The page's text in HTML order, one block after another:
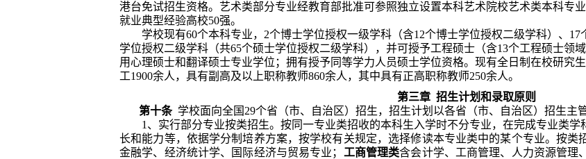
港台免试招生资格。艺术类部分专业经教育部批准可参照独立设置本科艺术院校艺术类本科专
就业典型经验高校50强。
学校现有60个本科专业， 2个博士学位授权一级学科（含12个博士学位授权二级学科）、 17
学位授权二级学科（共65个硕士学位授权二级学科），并可授予工程硕士（含13个工程硕士领
用心理硕士和翻译硕士专业学位；拥有授予同等学力人员硕士学位资格。现有全日制在校研究
工1900余人，具有副高及以上职称教师860余人，其中具有正高职称教师250余人。
第三章 招生计划和录取原则
第十条 学校面向全国29个省（市、自治区）招生， 招生计划以各省（市、自治区）招生主
1、实行部分专业按类招生。按同一专业类招收的本科生入学时不分专业，在完成专业类
长和能力等，依据学分制培养方案，按学校有关规定，选择修读本专业类中的某个专业。按类
金融学、经济统计学、国际经济与贸易专业； 工商管理类含会计学、工商管理、人力资源管理